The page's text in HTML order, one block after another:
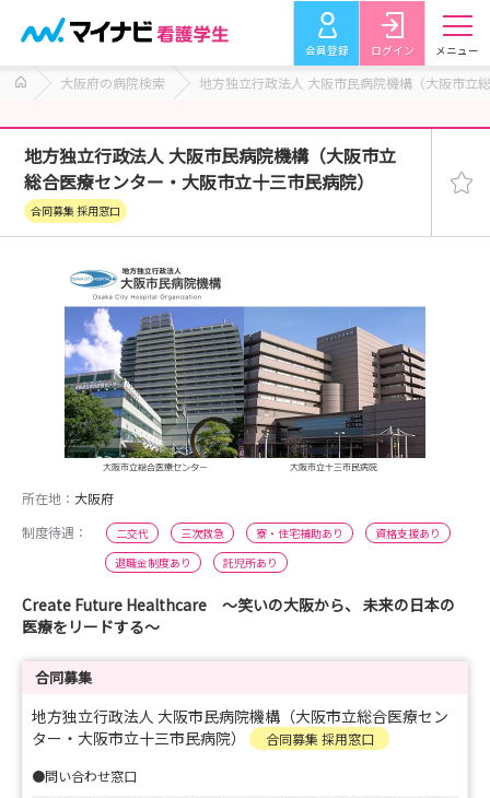
会員登録 ログイン メニュー
大阪府の病院検索 地方独立行政法人 大阪市民病院機構（大阪市立
地方独立行政法人 大阪市民病院機構（大阪市立
総合医療センター・大阪市立十三市民病院）
合同募集 採用窓口
所在地： 大阪府
制度待遇：
二交代 三次救急 寮・住宅補助あり
資格支援あり
退職金制度あり
託児所あり
Create Future Healthcare ～笑いの大阪から、 未来の日本の
医療をリードする～
合同募集
地方独立行政法人 大阪市民病院機構（大阪市立総合医療セン
ター・大阪市立十三市民病院）
合同募集 採用窓口
●問い合わせ窓口